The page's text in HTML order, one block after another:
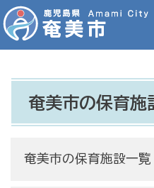
奄美市の保育施
奄美市の保育施設一覧